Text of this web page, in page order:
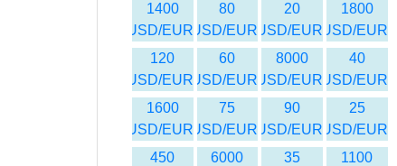
1800
USD/EUR
20
USD/EUR
80
USD/EUR
1400
USD/EUR
40
USD/EUR
8000
USD/EUR
60
USD/EUR
120
USD/EUR
25
USD/EUR
90
USD/EUR
75
USD/EUR
1600
USD/EUR
1100
35
6000
450